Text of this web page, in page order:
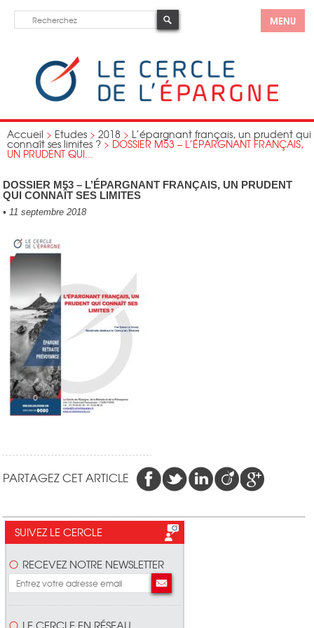
MENU
Accueil > Etudes > 2018 > L’épargnant français, un prudent qui
connaît ses limites ? > DOSSIER M53 – L’ÉPARGNANT FRANÇAIS,
UN PRUDENT QUI...
DOSSIER M53 – L’ÉPARGNANT FRANÇAIS, UN PRUDENT
QUI CONNAÎT SES LIMITES
• 11 septembre 2018
PARTAGEZ CET ARTICLE
SUIVEZ LE CERCLE
RECEVEZ NOTRE NEWSLETTER
LE CERCLE EN RÉSEAU